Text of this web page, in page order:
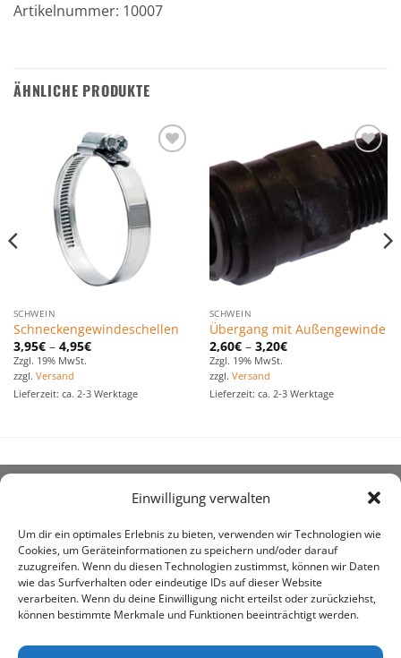
Einwilligung verwalten
Um dir ein optimales Erlebnis zu bieten, verwenden wir Technologien wie
Cookies, um Geräteinformationen zu speichern und/oder darauf
zuzugreifen. Wenn du diesen Technologien zustimmst, können wir Daten
wie das Surfverhalten oder eindeutige IDs auf dieser Website
verarbeiten. Wenn du deine Einwilligung nicht erteilst oder zurückziehst,
können bestimmte Merkmale und Funktionen beeinträchtigt werden.
Artikelnummer: 10007
ÄHNLICHE PRODUKTE
Favoriten
hinzufügen
SCHWEIN
Schneckengewindeschellen
3,95€– 4,95€
Zzgl. 19% MwSt.
zzgl. Versand
Lieferzeit: ca. 2-3 Werktage
Zu den
Favoriten
hinzufügen
SCHWEIN
Übergang mit Außengewinde
2,60€– 3,20€
Zzgl. 19% MwSt.
zzgl. Versand
Lieferzeit: ca. 2-3 Werktage